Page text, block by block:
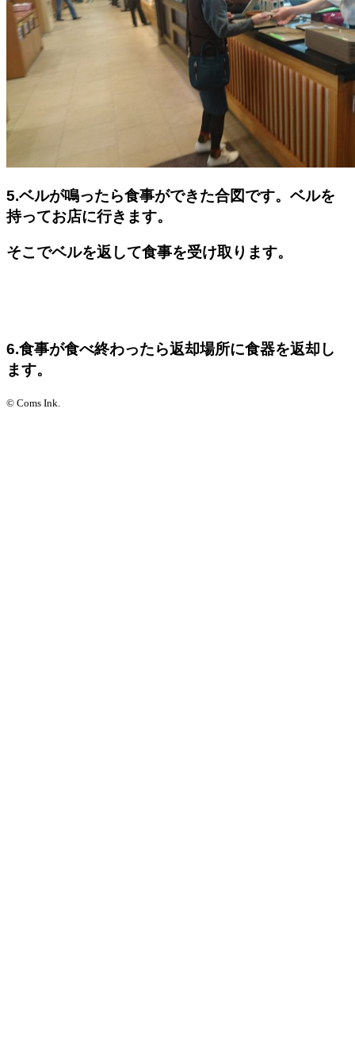
5.ベルが鳴ったら食事ができた合図です。ベルを
持ってお店に行きます。
そこでベルを返して食事を受け取ります。
6.食事が食べ終わったら返却場所に食器を返却し
ます。
© Coms Ink.